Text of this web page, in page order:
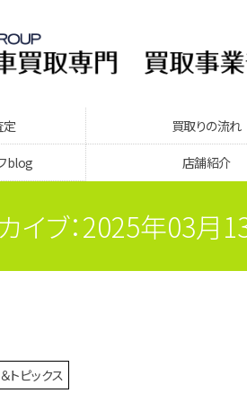
定 買取りの流れ
blog 店舗紹介
イブ：2025年03月
トピックス